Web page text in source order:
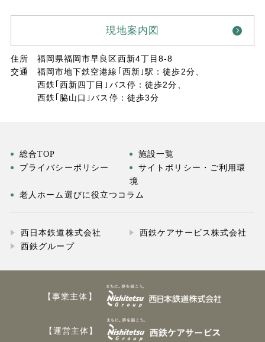
住所
福岡県福岡市早良区西新4丁目8-8
交通
福岡市地下鉄空港線｢西新｣駅：徒歩2分、
西鉄｢西新四丁目｣バス停：徒歩2分、
西鉄｢脇山口｣バス停：徒歩3分
現地案内図
総合TOP
施設一覧
プライバシーポリシー
サイトポリシー・ご利用環
境
老人ホーム選びに役立つコラム
西日本鉄道株式会社
西鉄ケアサービス株式会社
西鉄グループ
【事業主体】
【運営主体】